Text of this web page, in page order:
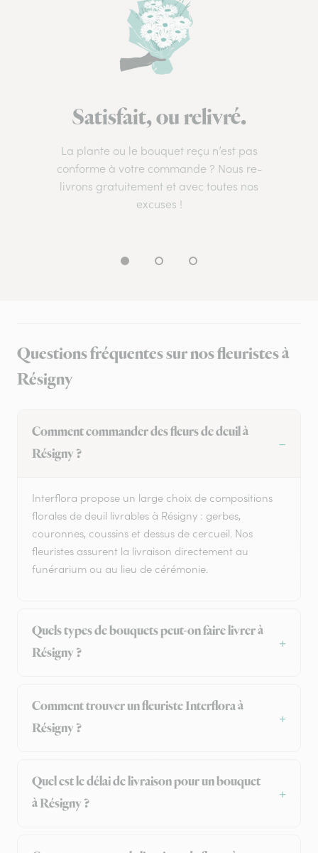
Satisfait, ou relivré.
La plante ou le bouquet reçu n’est pas
conforme à votre commande ? Nous re-
livrons gratuitement et avec toutes nos
excuses !
Questions fréquentes sur nos fleuristes à
Résigny
Comment commander des fleurs de deuil à
Résigny ?
Interflora propose un large choix de compositions
florales de deuil livrables à Résigny : gerbes,
couronnes, coussins et dessus de cercueil. Nos
fleuristes assurent la livraison directement au
funérarium ou au lieu de cérémonie.
Quels types de bouquets peut-on faire livrer à
Résigny ?
Comment trouver un fleuriste Interflora à
Résigny ?
Quel est le délai de livraison pour un bouquet
à Résigny ?